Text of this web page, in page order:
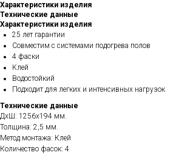
Характеристики изделия
Технические данные
Характеристики изделия
25 лет гарантии
Совместим с системами подогрева полов
4 фаски
Клей
Водостойкий
Подходит для легких и интенсивных нагрузок
Технические данные
ДхШ: 1256х194 мм.
Толщина: 2,5 мм.
Метод монтажа: Клей
Количество фасок: 4